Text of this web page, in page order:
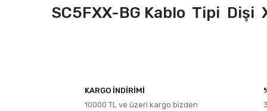
SC5FXX-BG Kablo Tipi Dişi
Görüş ve önerileriniz için teşekkür ederiz.
KARGO İNDİRİMİ
10000 TL ve üzeri kargo bizden